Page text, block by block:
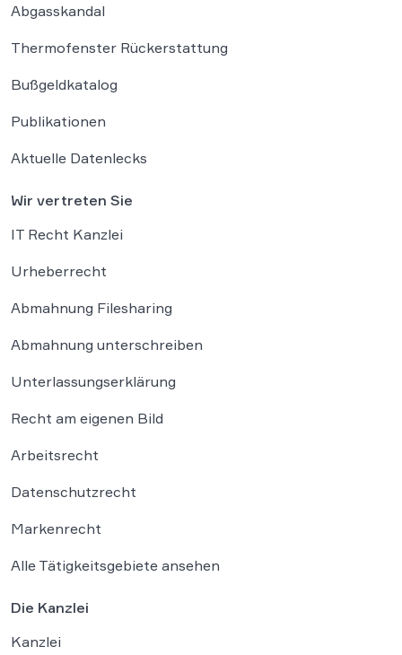
Abgasskandal
Thermofenster Rückerstattung
Bußgeldkatalog
Publikationen
Aktuelle Datenlecks
Wir vertreten Sie
IT Recht Kanzlei
Urheberrecht
Abmahnung Filesharing
Abmahnung unterschreiben
Unterlassungserklärung
Recht am eigenen Bild
Arbeitsrecht
Datenschutzrecht
Markenrecht
Alle Tätigkeitsgebiete ansehen
Die Kanzlei
Kanzlei